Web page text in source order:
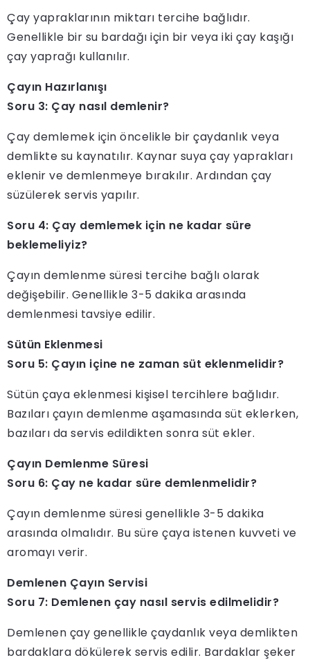
Çay yapraklarının miktarı tercihe bağlıdır.
Genellikle bir su bardağı için bir veya iki çay kaşığı
çay yaprağı kullanılır.
Çayın Hazırlanışı
Soru 3: Çay nasıl demlenir?
Çay demlemek için öncelikle bir çaydanlık veya
demlikte su kaynatılır. Kaynar suya çay yaprakları
eklenir ve demlenmeye bırakılır. Ardından çay
süzülerek servis yapılır.
Soru 4: Çay demlemek için ne kadar süre
beklemeliyiz?
Çayın demlenme süresi tercihe bağlı olarak
değişebilir. Genellikle 3-5 dakika arasında
demlenmesi tavsiye edilir.
Sütün Eklenmesi
Soru 5: Çayın içine ne zaman süt eklenmelidir?
Sütün çaya eklenmesi kişisel tercihlere bağlıdır.
Bazıları çayın demlenme aşamasında süt eklerken,
bazıları da servis edildikten sonra süt ekler.
Çayın Demlenme Süresi
Soru 6: Çay ne kadar süre demlenmelidir?
Çayın demlenme süresi genellikle 3-5 dakika
arasında olmalıdır. Bu süre çaya istenen kuvveti ve
aromayı verir.
Demlenen Çayın Servisi
Soru 7: Demlenen çay nasıl servis edilmelidir?
Demlenen çay genellikle çaydanlık veya demlikten
bardaklara dökülerek servis edilir. Bardaklar şeker